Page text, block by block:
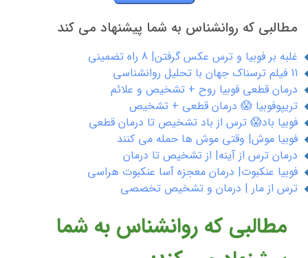
مطالبی که روانشناس به شما پیشنهاد می کند
غلبه بر فوبیا و ترس عکس گرفتن| 8 راه تضمینی
11 فیلم ترسناک جهان با تحلیل روانشناسی
درمان قطعی فوبیا روح + تشخیص و علائم
تریپوفوبیا 😱 درمان قطعی + تشخیص
فوبیا باد😱 ترس از باد تشخیص تا درمان قطعی
فوبیا موش| وقتی موش ها حمله می کنند
درمان ترس از آینه| از تشخیص تا درمان
فوبیا عنکبوت| درمان معجزه آسا عنکبوت هراسی
ترس از مار | درمان و تشخیص تخصصی
مطالبی که روانشناس به شما